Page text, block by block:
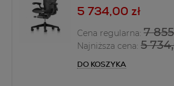
5 734,00 zł
Cena regularna: 7
Najniższa cena: 5
DO KOSZYKA